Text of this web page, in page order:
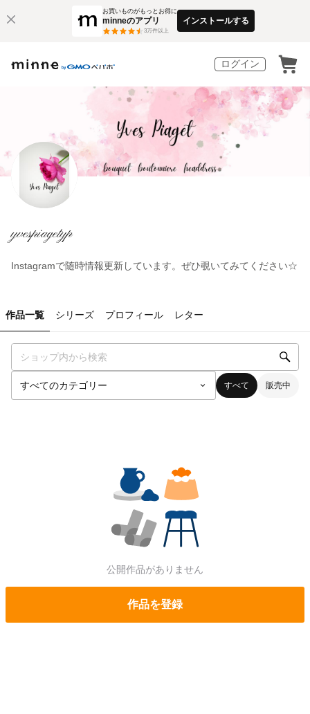
お買いものがもっとお得に
minneのアプリ
3万件以上
インストールする
ログイン
yvespiagetyp
Instagramで随時情報更新しています。ぜひ覗いてみてください☆
作品一覧 シリーズ プロフィール レター
すべて 販売中
公開作品がありません
作品を登録